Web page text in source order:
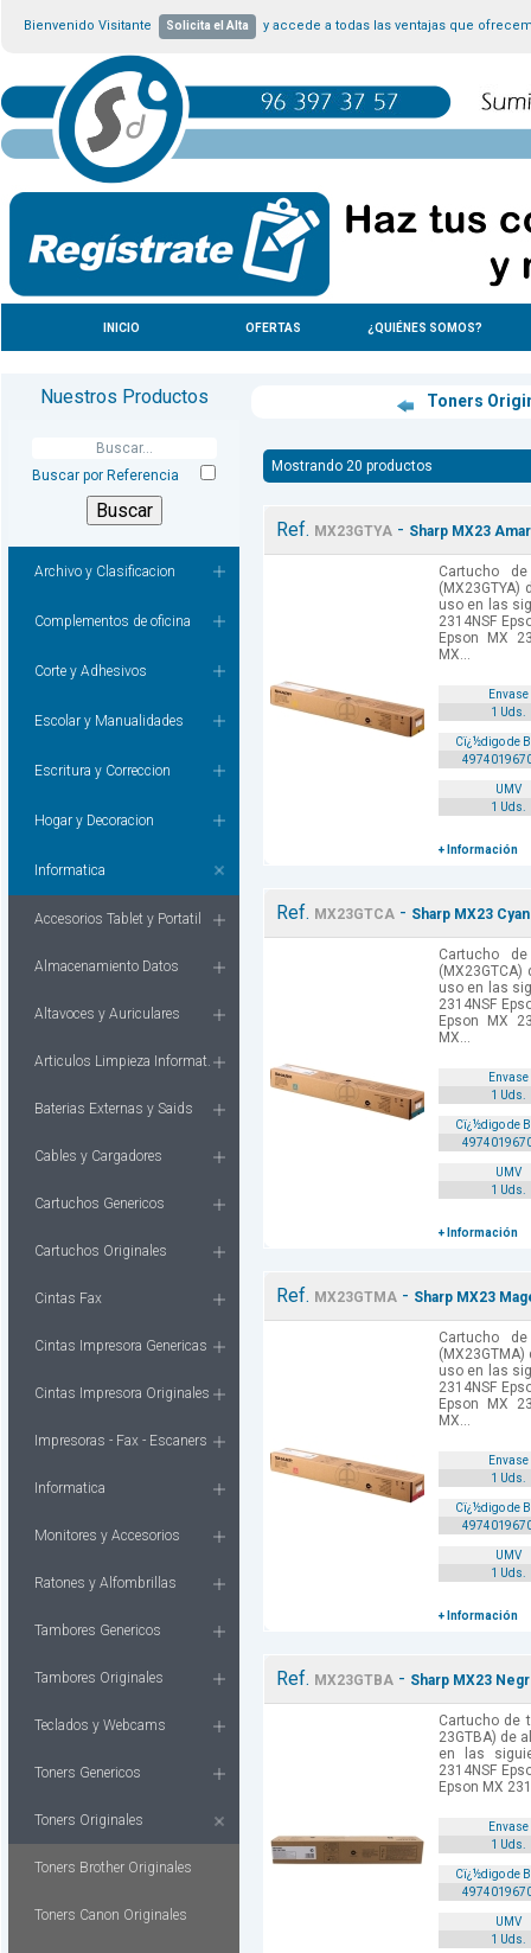
Bienvenido Visitante Solicita el Alta y accede a todas las ventajas que
INICIO OFERTAS ¿QUIÉNES SOMOS?
Nuestros Productos
Buscar por Referencia
Archivo y Clasificacion
Complementos de oficina
Corte y Adhesivos
Escolar y Manualidades
Escritura y Correccion
Hogar y Decoracion
Informatica
Accesorios Tablet y Portatil
Almacenamiento Datos
Altavoces y Auriculares
Articulos Limpieza Informat.
Baterias Externas y Saids
Cables y Cargadores
Cartuchos Genericos
Cartuchos Originales
Cintas Fax
Cintas Impresora Genericas
Cintas Impresora Originales
Impresoras - Fax - Escaners
Informatica
Monitores y Accesorios
Ratones y Alfombrillas
Tambores Genericos
Tambores Originales
Teclados y Webcams
Toners Genericos
Toners Originales
Toners Brother Originales
Toners Canon Originales
Toners
Mostrando 20 productos
Ref. MX23GTYA - Sharp MX23
Cartucho
uso en las
2314NSF
Epson MX
MX...
Envase
1 Uds.
Cï¿½digo de
UMV
1 Uds.
+ Información
Ref. MX23GTCA - Sharp MX23
Cartucho
uso en las
2314NSF
Epson MX
MX...
Envase
1 Uds.
Cï¿½digo de
UMV
1 Uds.
+ Información
Ref. MX23GTMA - Sharp MX23
Cartucho
uso en las
2314NSF
Epson MX
MX...
Envase
1 Uds.
Cï¿½digo de
UMV
1 Uds.
+ Información
Ref. MX23GTBA - Sharp MX23
Cartucho de
23GTBA) de
en las
2314NSF
Epson MX
Envase
1 Uds.
Cï¿½digo de
UMV
1 Uds.